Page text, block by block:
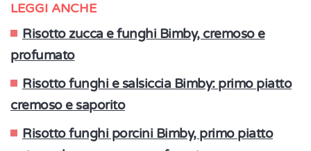
LEGGI ANCHE
Risotto zucca e funghi Bimby, cremoso e
profumato
Risotto funghi e salsiccia Bimby: primo piatto
cremoso e saporito
Risotto funghi porcini Bimby, primo piatto